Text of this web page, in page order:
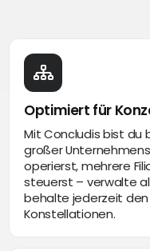
Optimiert für
Mit Concludis bist du
großer
operierst, mehrere
steuerst – verwalte
behalte jederzeit den
Konstellationen.